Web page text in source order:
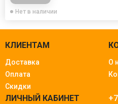
Нет в наличии
КЛИЕНТАМ
Доставка
Оплата
Скидки
О
ЛИЧНЫЙ КАБИНЕТ